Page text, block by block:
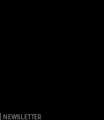
NEWSLETTER